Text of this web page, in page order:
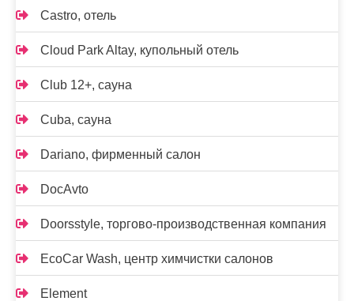
Castro, отель
Cloud Park Altay, купольный отель
Club 12+, сауна
Cuba, сауна
Dariano, фирменный салон
DocAvto
Doorsstyle, торгово-производственная компания
EcoCar Wash, центр химчистки салонов
Element